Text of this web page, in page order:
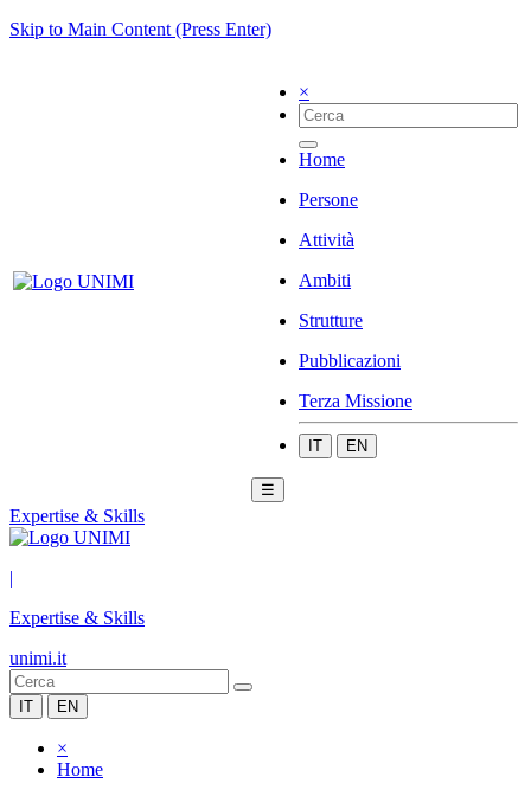
Skip to Main Content (Press Enter)
×
Home
Persone
Attività
Ambiti
Strutture
Pubblicazioni
Terza Missione
IT EN
☰
Expertise & Skills
|
Expertise & Skills
unimi.it
IT EN
×
Home